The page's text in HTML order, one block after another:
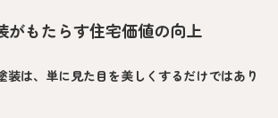
がもたらす住宅価値の向上
装は、単に見た目を美しくするだけではあり